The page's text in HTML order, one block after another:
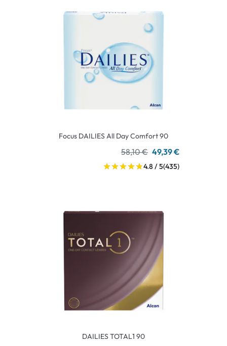
Focus DAILIES All Day Comfort 90
58,10 € 49,39 €
4.8 / 5(435)
DAILIES TOTAL1 90